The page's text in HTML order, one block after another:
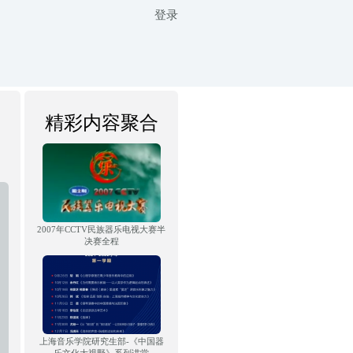
登录
精彩内容聚合
2007年CCTV民族器乐电视大赛半
决赛全程
上海音乐学院研究生部-《中国器